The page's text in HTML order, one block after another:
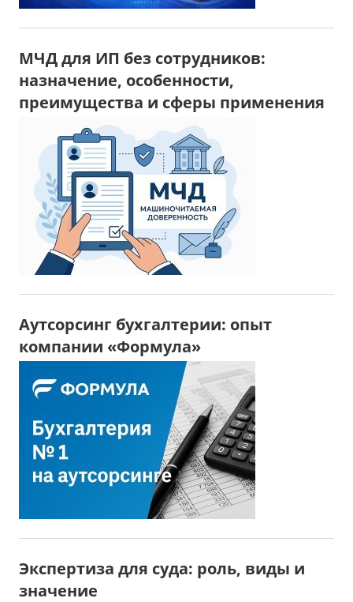
МЧД для ИП без сотрудников:
назначение, особенности,
преимущества и сферы применения
Аутсорсинг бухгалтерии: опыт
компании «Формула»
Экспертиза для суда: роль, виды и
значение